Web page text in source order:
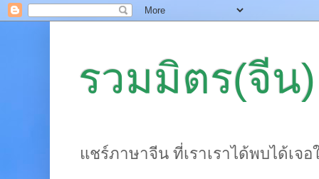
รวมมิตร(จีน)
แชร์ภาษาจีน ที่เราเราได้พบได้เจ